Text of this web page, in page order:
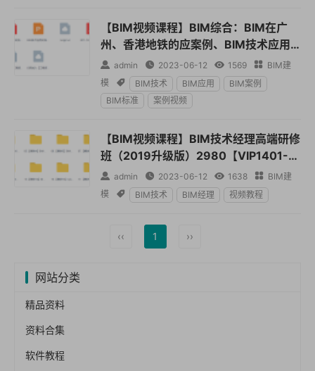
【BIM视频课程】BIM综合：BIM在广
州、香港地铁的应案例、BIM技术应用
交流、全套标准、方案及课件【VIP140
1-0002】
 admin  2023-06-12  1569  BIM建
模
 BIM技术 BIM应用
BIM案例
BIM标准
案例视频
【BIM视频课程】BIM技术经理高端研修
班（2019升级版）2980【VIP1401-0
001】
 admin  2023-06-12  1638  BIM建
模
 BIM技术 BIM经理 视频教程
‹‹ 1 ››
网站分类
精品资料
资料合集
软件教程